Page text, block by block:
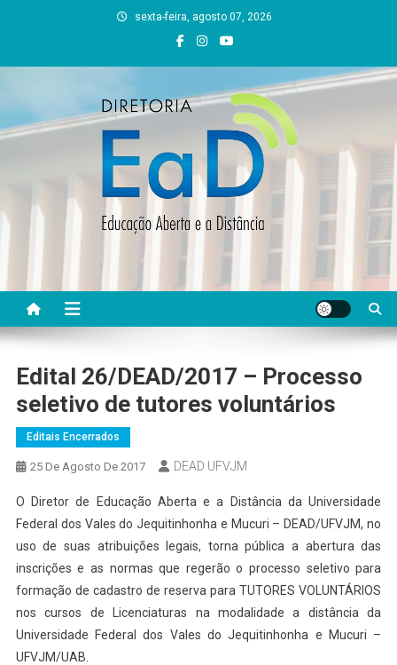
sexta-feira, agosto 07, 2026
DEAD UFVJM
Edital 26/DEAD/2017 – Processo
seletivo de tutores voluntários
Editais Encerrados
25 De Agosto De 2017 DEAD UFVJM
O Diretor de Educação Aberta e a Distância da Universidade
Federal dos Vales do Jequitinhonha e Mucuri – DEAD/UFVJM, no
uso de suas atribuições legais, torna pública a abertura das
inscrições e as normas que regerão o processo seletivo para
formação de cadastro de reserva para TUTORES VOLUNTÁRIOS
nos cursos de Licenciaturas na modalidade a distância da
Universidade Federal dos Vales do Jequitinhonha e Mucuri –
UFVJM/UAB.